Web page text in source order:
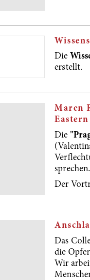
Die
erstellt.
Maren
Die
sprechen.
Der
Das
die
Wir